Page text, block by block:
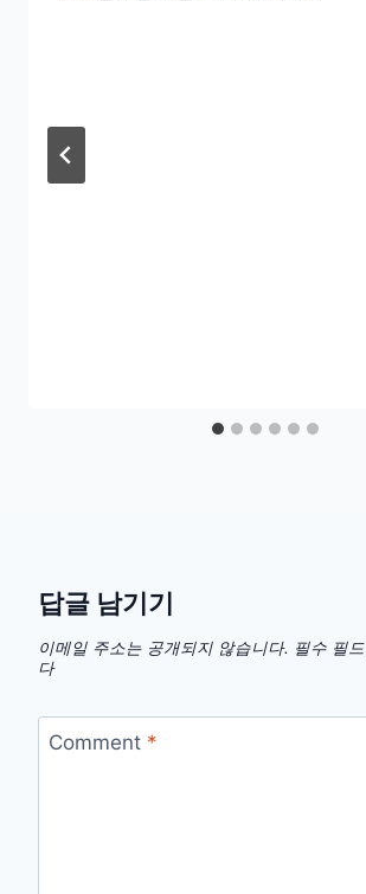
답글 남기기
이메일 주소는 공개되지 않습니다. 필수 필
다
Comment *